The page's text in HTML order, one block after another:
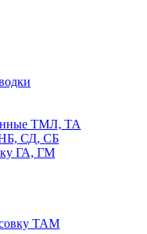
ТМЛ, ТА
НБ, СД, СБ
ГА, ГМ
ТАМ